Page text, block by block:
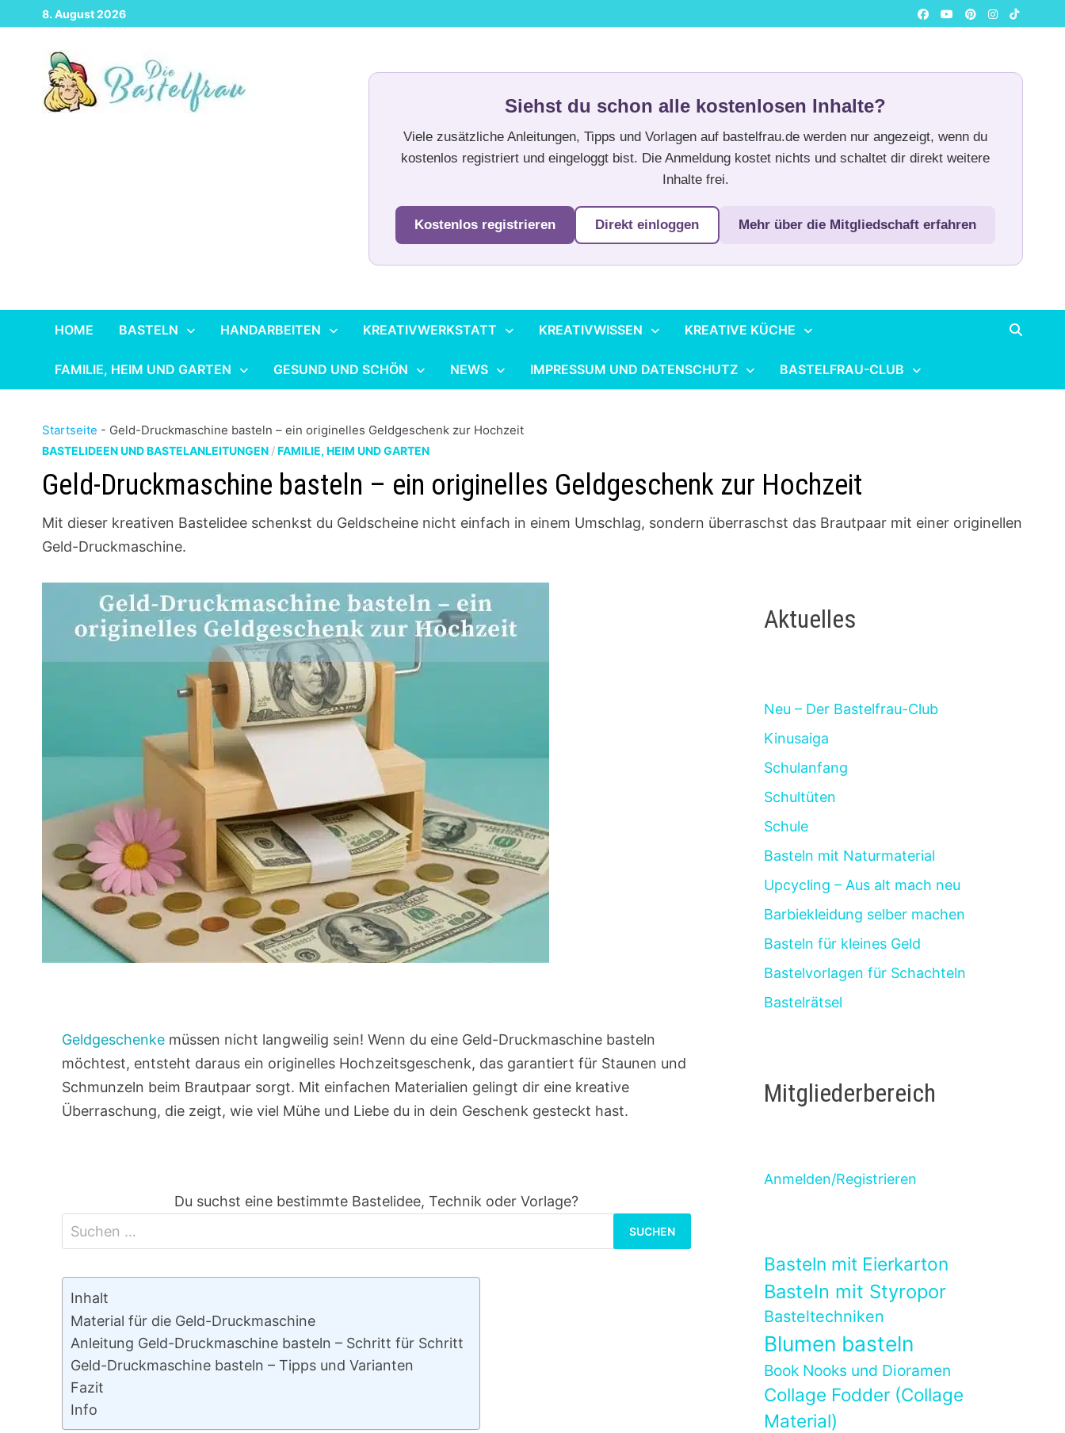
Zurück
zum
8. August 2026
Siehst du schon alle kostenlosen Inhalte?
Viele zusätzliche Anleitungen, Tipps und Vorlagen auf bastelfrau.de werden nur angezeigt, wenn du
kostenlos registriert und eingeloggt bist. Die Anmeldung kostet nichts und schaltet dir direkt weitere
Inhalte frei.
Kostenlos registrieren Direkt einloggen Mehr über die Mitgliedschaft erfahren
HOME BASTELN HANDARBEITEN KREATIVWERKSTATT KREATIVWISSEN KREATIVE KÜCHE
FAMILIE, HEIM UND GARTEN GESUND UND SCHÖN NEWS IMPRESSUM UND DATENSCHUTZ BASTELFRAU-CLUB
Startseite - Geld-Druckmaschine basteln – ein originelles Geldgeschenk zur Hochzeit
BASTELIDEEN UND BASTELANLEITUNGEN /FAMILIE, HEIM UND GARTEN
Geld-Druckmaschine basteln – ein originelles Geldgeschenk zur Hochzeit
Mit dieser kreativen Bastelidee schenkst du Geldscheine nicht einfach in einem Umschlag, sondern überraschst das Brautpaar mit einer originellen
Geld-Druckmaschine.
Geldgeschenke müssen nicht langweilig sein! Wenn du eine Geld-Druckmaschine basteln
möchtest, entsteht daraus ein originelles Hochzeitsgeschenk, das garantiert für Staunen und
Schmunzeln beim Brautpaar sorgt. Mit einfachen Materialien gelingt dir eine kreative
Überraschung, die zeigt, wie viel Mühe und Liebe du in dein Geschenk gesteckt hast.
Du suchst eine bestimmte Bastelidee, Technik oder Vorlage?
nach:
Inhalt
Material für die Geld-Druckmaschine
Anleitung Geld-Druckmaschine basteln – Schritt für Schritt
Geld-Druckmaschine basteln – Tipps und Varianten
Fazit
Info
Aktuelles
Neu – Der Bastelfrau-Club
Kinusaiga
Schulanfang
Schultüten
Schule
Basteln mit Naturmaterial
Upcycling – Aus alt mach neu
Barbiekleidung selber machen
Basteln für kleines Geld
Bastelvorlagen für Schachteln
Bastelrätsel
Mitgliederbereich
Anmelden/Registrieren
Basteln mit Eierkarton
Basteln mit Styropor
Basteltechniken
Blumen basteln
Book Nooks und Dioramen
Collage Fodder (Collage
Material)